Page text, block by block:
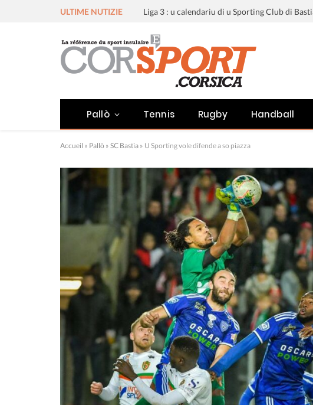
ULTIME NUTIZIE
Pallò Tennis Rugby Handball
Accueil » Pallò » SC Bastia » U Sporting vole difende a so piazza